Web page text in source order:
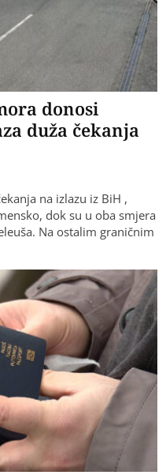
donosi
duža čekanja
na izlazu iz BiH ,
dok su u oba smjera
Na ostalim graničnim